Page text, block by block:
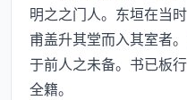
明之之门人。东垣在当
甫盖升其堂而入其室者
于前人之未备。书已板
全籍。